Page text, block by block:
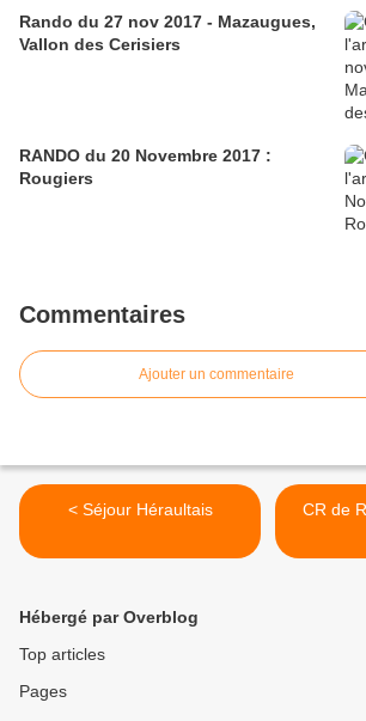
Rando du 27 nov 2017 - Mazaugues,
Vallon des Cerisiers
RANDO du 20 Novembre 2017 :
Rougiers
Commentaires
Ajouter un commentaire
< Séjour Héraultais
CR de
Hébergé par Overblog
Top articles
Pages